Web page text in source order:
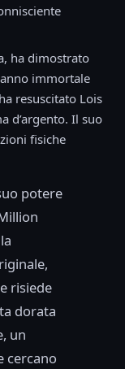
ha dimostrato
immortale
resuscitato Lois
d’argento. Il suo
fisiche
potere
risiede
dorata
un
cercano